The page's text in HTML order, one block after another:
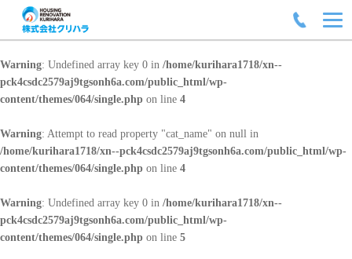
Warning: Undefined array key 0 in /home/kurihara1718/xn--
pck4csdc2579aj9tgsonh6a.com/public_html/wp-
content/themes/064/single.php on line 4
Warning: Attempt to read property "cat_name" on null in
/home/kurihara1718/xn--pck4csdc2579aj9tgsonh6a.com/public_html/wp-
content/themes/064/single.php on line 4
Warning: Undefined array key 0 in /home/kurihara1718/xn--
pck4csdc2579aj9tgsonh6a.com/public_html/wp-
content/themes/064/single.php on line 5